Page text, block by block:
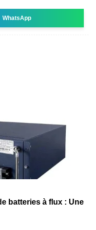
WhatsApp
batteries à flux : Une